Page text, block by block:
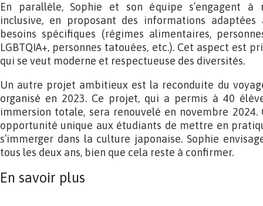
En parallèle, Sophie et son équipe s’engagent à
inclusive, en proposant des informations
besoins spécifiques (régimes alimentaires,
LGBTQIA+, personnes tatouées, etc.). Cet aspect est
qui se veut moderne et respectueuse des diversités.
Un autre projet ambitieux est la reconduite du
organisé en 2023. Ce projet, qui a permis à 40
immersion totale, sera renouvelé en novembre
opportunité unique aux étudiants de mettre en
s’immerger dans la culture japonaise. Sophie
tous les deux ans, bien que cela reste à confirmer.
En savoir plus